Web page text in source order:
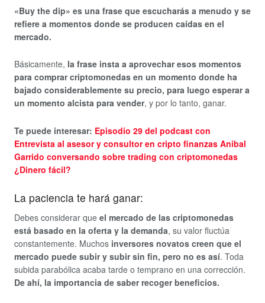
«Buy the dip» es una frase que escucharás a menudo y se
refiere a momentos donde se producen caídas en el
mercado.
Básicamente, la frase insta a aprovechar esos momentos
para comprar criptomonedas en un momento donde ha
bajado considerablemente su precio, para luego esperar a
un momento alcista para vender, y por lo tanto, ganar.
Te puede interesar: Episodio 29 del podcast con
Entrevista al asesor y consultor en cripto finanzas Anibal
Garrido conversando sobre trading con criptomonedas
¿Dinero fácil?
La paciencia te hará ganar:
Debes considerar que el mercado de las criptomonedas
está basado en la oferta y la demanda, su valor fluctúa
constantemente. Muchos inversores novatos creen que el
mercado puede subir y subir sin fin, pero no es así. Toda
subida parabólica acaba tarde o temprano en una corrección.
De ahí, la importancia de saber recoger beneficios.